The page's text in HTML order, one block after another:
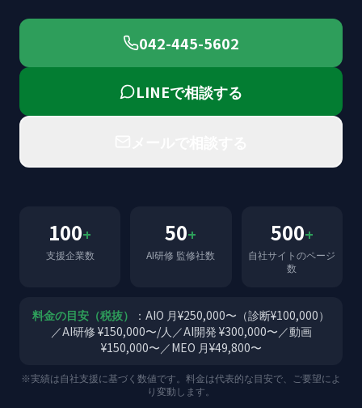
042-445-5602
LINEで相談する
100+
支援企業数
50+
AI研修 監修社数
500+
自社サイトのページ
数
料金の目安（税抜）
：AIO 月¥250,000〜（診断¥100,000）
／AI研修 ¥150,000〜/人／AI開発 ¥300,000〜／動画
¥150,000〜／MEO 月¥49,800〜
※実績は自社支援に基づく数値です。料金は代表的な目安で、ご要望によ
り変動します。